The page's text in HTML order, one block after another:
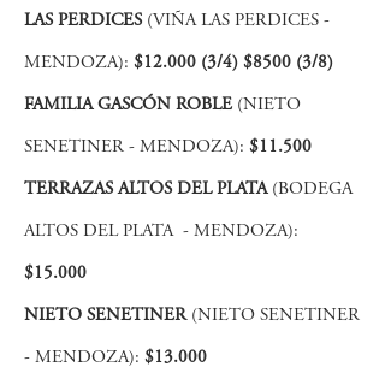
LAS PERDICES (VIÑA LAS PERDICES -
MENDOZA): $12.000 (3/4) $8500 (3/8)
FAMILIA GASCÓN ROBLE (NIETO
SENETINER - MENDOZA): $11.500
TERRAZAS ALTOS DEL PLATA(BODEGA
ALTOS DEL PLATA - MENDOZA):
$15.000
NIETO SENETINER (NIETO SENETINER
- MENDOZA): $13.000